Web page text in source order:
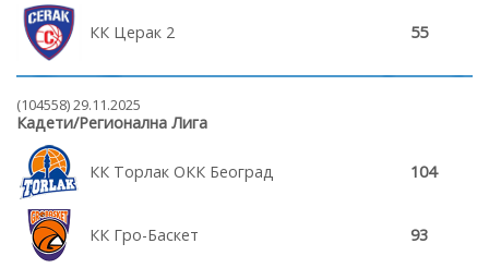
КК Церак 2 55
(104558) 29.11.2025
Кадети/Регионална Лига
КК Торлак ОКК Београд 104
КК Гро-Баскет 93